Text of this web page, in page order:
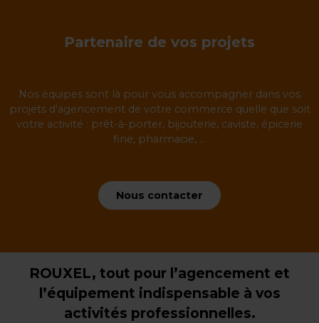
Partenaire de vos projets
Nos équipes sont là pour vous accompagner dans vos
projets d'agencement de votre commerce quelle que soit
votre activité : prêt-à-porter, bijouterie, caviste, épicerie
fine, pharmacie, ...
Nous contacter
ROUXEL, tout pour l’agencement et
l’équipement indispensable à vos
activités professionnelles.